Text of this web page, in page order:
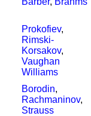
Prokofiev,
Rimski-
Korsakov,
Vaughan
Williams
Borodin,
Rachmaninov,
Strauss